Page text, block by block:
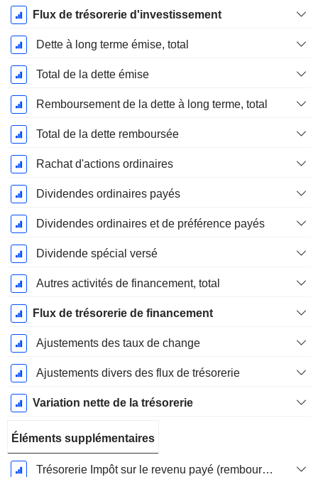
Flux de trésorerie d'investissement
Dette à long terme émise, total
Total de la dette émise
Remboursement de la dette à long terme, total
Total de la dette remboursée
Rachat d'actions ordinaires
Dividendes ordinaires payés
Dividendes ordinaires et de préférence payés
Dividende spécial versé
Autres activités de financement, total
Flux de trésorerie de financement
Ajustements des taux de change
Ajustements divers des flux de trésorerie
Variation nette de la trésorerie
Éléments supplémentaires
Trésorerie Impôt sur le revenu payé (remboursement)Impôt effectivement payé (remboursé) sur l’exercice